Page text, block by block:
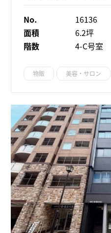
No.
16136
面積
6.2坪
階数
4-C号室
物販 美容・サロン